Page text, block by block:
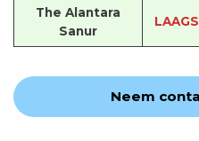
The Alantara
Sanur
Neem